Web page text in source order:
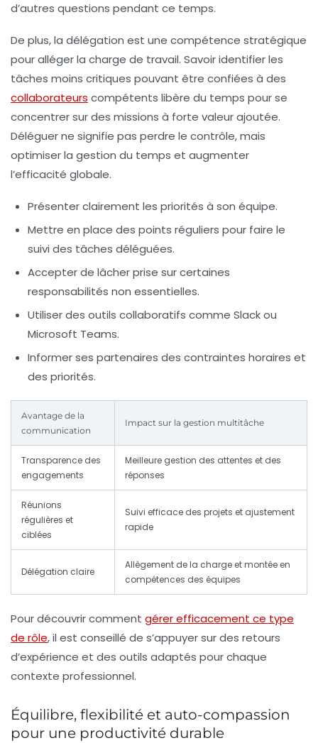
d’autres questions pendant ce temps.
De plus, la délégation est une compétence stratégique
pour alléger la charge de travail. Savoir identifier les
tâches moins critiques pouvant être confiées à des
collaborateurs compétents libère du temps pour se
concentrer sur des missions à forte valeur ajoutée.
Déléguer ne signifie pas perdre le contrôle, mais
optimiser la gestion du temps et augmenter
l’efficacité globale.
Présenter clairement les priorités à son équipe.
Mettre en place des points réguliers pour faire le
suivi des tâches déléguées.
Accepter de lâcher prise sur certaines
responsabilités non essentielles.
Utiliser des outils collaboratifs comme Slack ou
Microsoft Teams.
Informer ses partenaires des contraintes horaires et
des priorités.
Avantage de la
communication
Impact sur la gestion multitâche
Transparence des
engagements
Meilleure gestion des attentes et des
réponses
Réunions
régulières et
ciblées
Suivi efficace des projets et ajustement
rapide
Délégation claire
Allègement de la charge et montée en
compétences des équipes
Pour découvrir comment gérer efficacement ce type
de rôle, il est conseillé de s’appuyer sur des retours
d’expérience et des outils adaptés pour chaque
contexte professionnel.
Équilibre, flexibilité et auto-compassion
pour une productivité durable